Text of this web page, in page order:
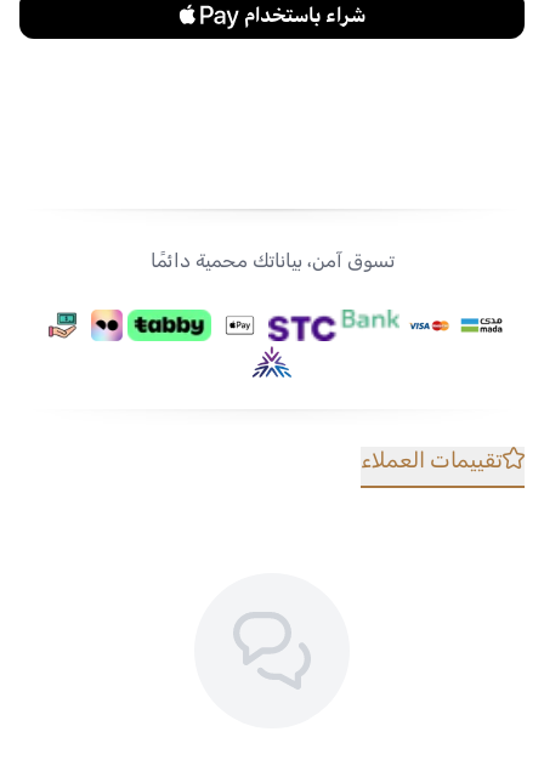
تسوق آمن، بياناتك محمية دائمًا
تقييمات العملاء